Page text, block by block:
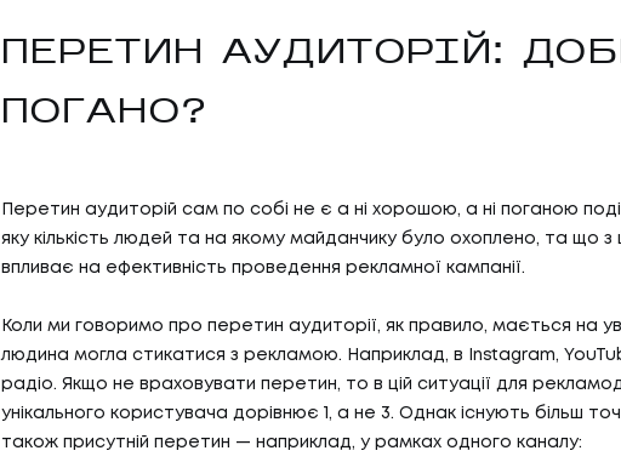
ПЕРЕТИН АУДИТОРІЙ:
ПОГАНО?
Перетин аудиторій сам по собі не є а ні хорошою, а ні поганою
яку кількість людей та на якому майданчику було охоплено, та що
впливає на ефективність проведення рекламної кампанії.
Коли ми говоримо про перетин аудиторії, як правило, мається на
людина могла стикатися з рекламою. Наприклад, в Instagram,
радіо. Якщо не враховувати перетин, то в цій ситуації для
унікального користувача дорівнює 1, а не 3. Однак існують більш
також присутній перетин — наприклад, у рамках одного каналу: